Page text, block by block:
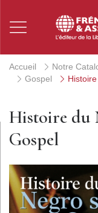
Accueil Notre
Gospel
Histoire du
Gospel